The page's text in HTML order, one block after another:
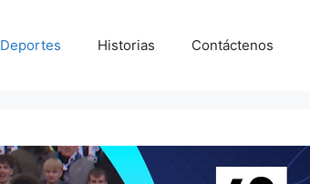
Deportes Historias Contáctenos